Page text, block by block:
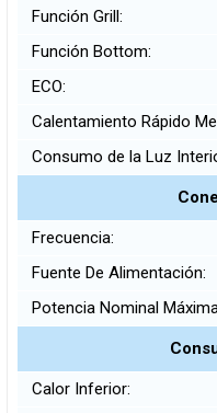
Función Grill:
Función Bottom:
ECO:
Calentamiento Rápido
Consumo de la Luz
Frecuencia:
Fuente De Alimentación:
Potencia Nominal
Calor Inferior: